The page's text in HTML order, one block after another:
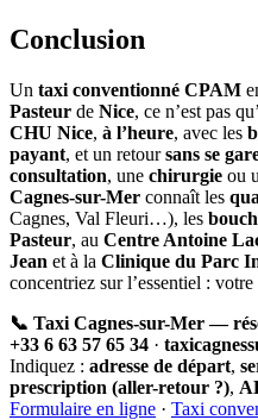
Conclusion
Un taxi conventionné CPAM
Pasteur de Nice, ce n’est pas
CHU Nice, à l’heure, avec les
payant, et un retoursans se
consultation, une chirurgie ou
Cagnes-sur-Mer connaît les
Cagnes, Val Fleuri…), les
Pasteur, au Centre Antoine
Jean et à la Clinique du Parc
concentriez sur l’essentiel : votre
📞 Taxi Cagnes-sur-Mer —
+33 6 63 57 65 34 ·
Indiquez : adresse de départ,
prescription (aller-retour ?),
Formulaire en ligne · Taxi